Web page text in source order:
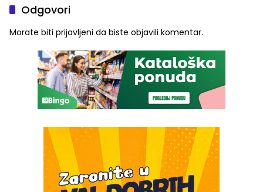
Odgovori
Morate biti prijavljeni da biste objavili komentar.